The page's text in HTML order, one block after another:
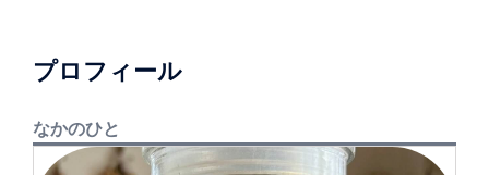
プロフィール
なかのひと